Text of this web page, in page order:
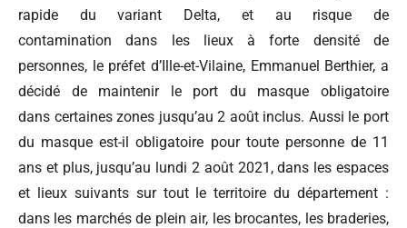
rapide du variant Delta, et au risque de
contamination dans les lieux à forte densité de
personnes, le préfet d’Ille-et-Vilaine, Emmanuel Berthier, a
décidé de maintenir le port du masque obligatoire
dans certaines zones jusqu’au 2 août inclus. Aussi le port
du masque est-il obligatoire pour toute personne de 11
ans et plus, jusqu’au lundi 2 août 2021, dans les espaces
et lieux suivants sur tout le territoire du département :
dans les marchés de plein air, les brocantes, les braderies,